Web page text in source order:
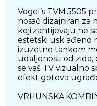
Vogel’s TVM 5505
nosač dizajniran za
koji zahtijevaju ne
estetski usklađeno
izuzetno tankom
udaljenosti od
se vaš TV vizualno
efekt gotovo
VRHUNSKA